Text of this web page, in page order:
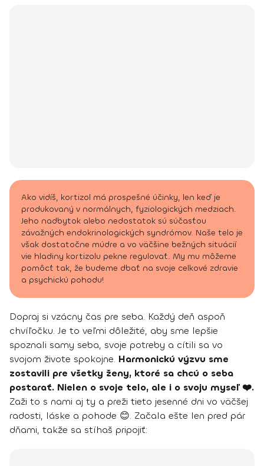
Ako vidíš, kortizol má prospešné účinky, len keď je
produkovaný v normálnych, fyziologických medziach.
Jeho nadbytok alebo nedostatok sú súčasťou
závažných endokrinologických syndrómov. Naše telo je
však dostatočne múdre a vo väčšine bežných situácií
vie hladiny kortizolu pekne regulovať. My mu môžeme
pomôcť tak, že budeme dbať na svoje celkové zdravie
a psychickú pohodu!
Dopraj si vzácny čas pre seba. Každý deň aspoň
chvíľočku. Je to veľmi dôležité, aby sme lepšie
spoznali samy seba, svoje potreby a cítili sa vo
svojom živote spokojne. Harmonickú výzvu sme
zostavili pre všetky ženy, ktoré sa chcú o seba
postarať. Nielen o svoje telo, ale i o svoju myseľ ❤️.
Zaži to s nami aj ty a preži tieto jesenné dni vo väčšej
radosti, láske a pohode 😊. Začala ešte len pred pár
dňami, takže sa stíhaš pripojiť: